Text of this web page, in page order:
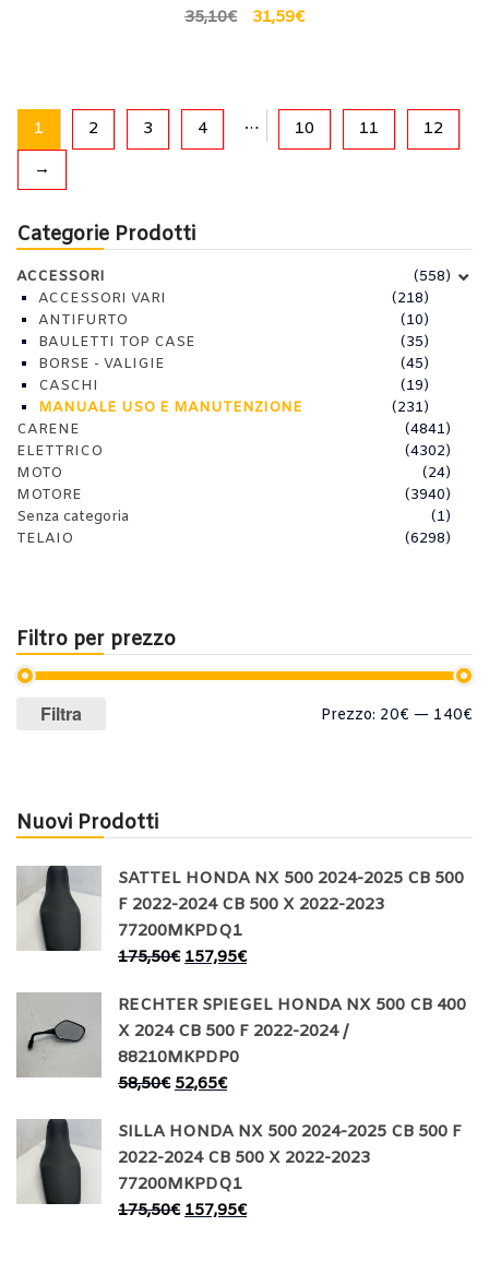
Categorie Prodotti
ACCESSORI
(558)
ACCESSORI VARI
(218)
ANTIFURTO
(10)
BAULETTI TOP CASE
(35)
BORSE - VALIGIE
(45)
CASCHI
(19)
MANUALE USO E MANUTENZIONE
(231)
CARENE
(4841)
ELETTRICO
(4302)
MOTO
(24)
MOTORE
(3940)
Senza categoria
(1)
TELAIO
(6298)
Filtro per prezzo
Prezzo
Prezzo
Filtra Prezzo: 20€ — 140€
Nuovi Prodotti
SATTEL HONDA NX 500 2024-2025 CB 500
F 2022-2024 CB 500 X 2022-2023
77200MKPDQ1
175,50€ 157,95€
RECHTER SPIEGEL HONDA NX 500 CB 400
X 2024 CB 500 F 2022-2024 /
88210MKPDP0
58,50€ 52,65€
SILLA HONDA NX 500 2024-2025 CB 500 F
2022-2024 CB 500 X 2022-2023
77200MKPDQ1
175,50€ 157,95€
35,10€ 31,59€
1 2 3 4 … 10 11
12
→